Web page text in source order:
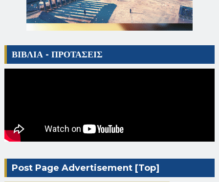
ΒΙΒΛΙΑ - ΠΡΟΤΑΣΕΙΣ
Post Page Advertisement [Top]